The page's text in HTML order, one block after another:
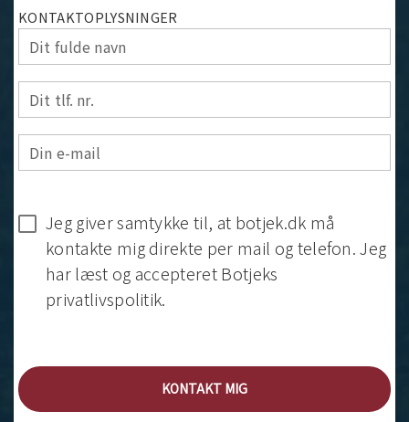
KONTAKTOPLYSNINGER
Dit fulde navn
Dit tlf. nr.
Din e-mail
Jeg giver samtykke til, at botjek.dk må
kontakte mig direkte per mail og telefon. Jeg
har læst og accepteret Botjeks
privatlivspolitik.
KONTAKT MIG